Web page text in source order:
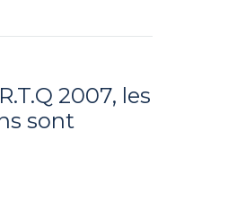
2007, les
sont